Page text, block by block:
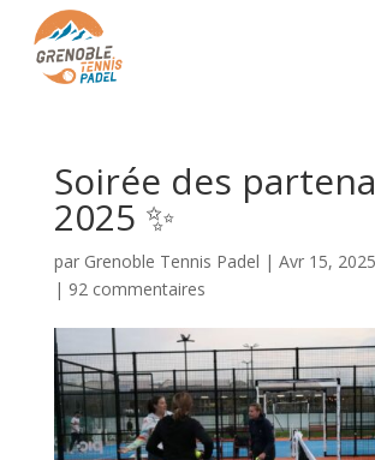
Soirée des
2025 ✨
par Grenoble Tennis Padel | Avr 15, 2025
| 92 commentaires